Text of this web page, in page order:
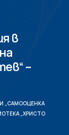
в
–
„САМООЦЕНКА
„ХРИСТО